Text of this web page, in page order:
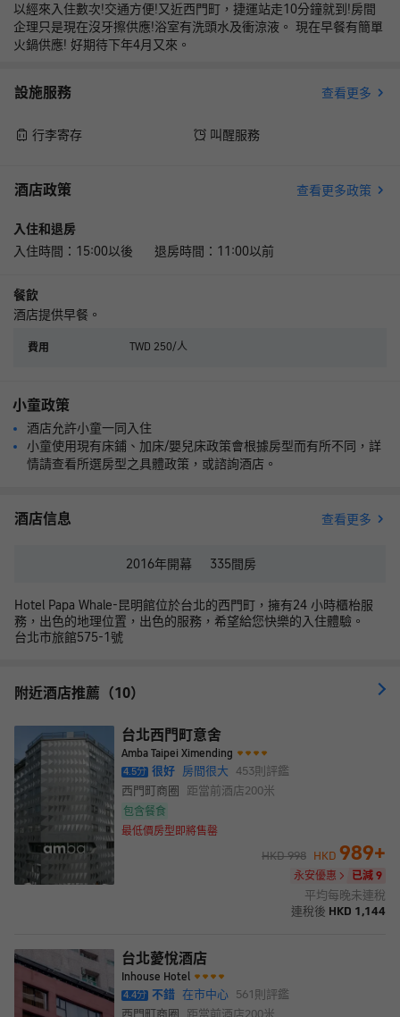
以經來入住數次!交通方便!又近西門町，捷運站走10分鐘就到!房間
企理只是現在沒牙擦供應!浴室有洗頭水及衝涼液。 現在早餐有簡單
火鍋供應! 好期待下年4月又來。
設施服務 查看更多
行李寄存 叫醒服務
酒店政策 查看更多政策
入住和退房
入住時間：15:00以後 退房時間：11:00以前
餐飲
酒店提供早餐。
費用 TWD 250/人
小童政策
酒店允許小童一同入住
小童使用現有床鋪、加床/嬰兒床政策會根據房型而有所不同，詳
情請查看所選房型之具體政策，或諮詢酒店。
酒店信息 查看更多
2016年開幕 335間房
Hotel Papa Whale-昆明館位於台北的西門町，擁有24 小時櫃枱服
務，出色的地理位置，出色的服務，希望給您快樂的入住體驗。
台北市旅館575-1號
附近酒店推薦（10）
台北西門町意舍
Amba Taipei Ximending
4.5分 很好 房間很大 453則評鑑
西門町商圈
距當前酒店200米
包含餐食
最低價房型即將售罄
HKD998 HKD 989+
永安優惠 已減 9
平均每晚未連稅
連稅後 HKD 1,144
台北薆悅酒店
Inhouse Hotel
4.4分 不錯 在市中心 561 則評鑑
西門町商圈
距當前酒店200米